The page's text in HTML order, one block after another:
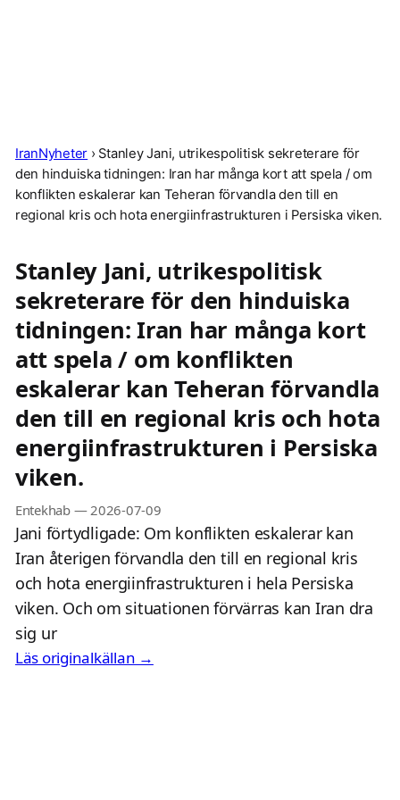
IranNyheter › Stanley Jani, utrikespolitisk sekreterare för
den hinduiska tidningen: Iran har många kort att spela / om
konflikten eskalerar kan Teheran förvandla den till en
regional kris och hota energiinfrastrukturen i Persiska viken.
Stanley Jani, utrikespolitisk
sekreterare för den hinduiska
tidningen: Iran har många kort
att spela / om konflikten
eskalerar kan Teheran förvandla
den till en regional kris och hota
energiinfrastrukturen i Persiska
viken.
Entekhab— 2026-07-09
Jani förtydligade: Om konflikten eskalerar kan
Iran återigen förvandla den till en regional kris
och hota energiinfrastrukturen i hela Persiska
viken. Och om situationen förvärras kan Iran dra
sig ur
Läs originalkällan →